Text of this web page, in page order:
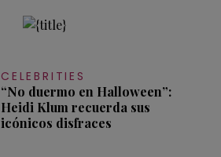
CELEBRITIES
“No duermo en Halloween”:
Heidi Klum recuerda sus
icónicos disfraces